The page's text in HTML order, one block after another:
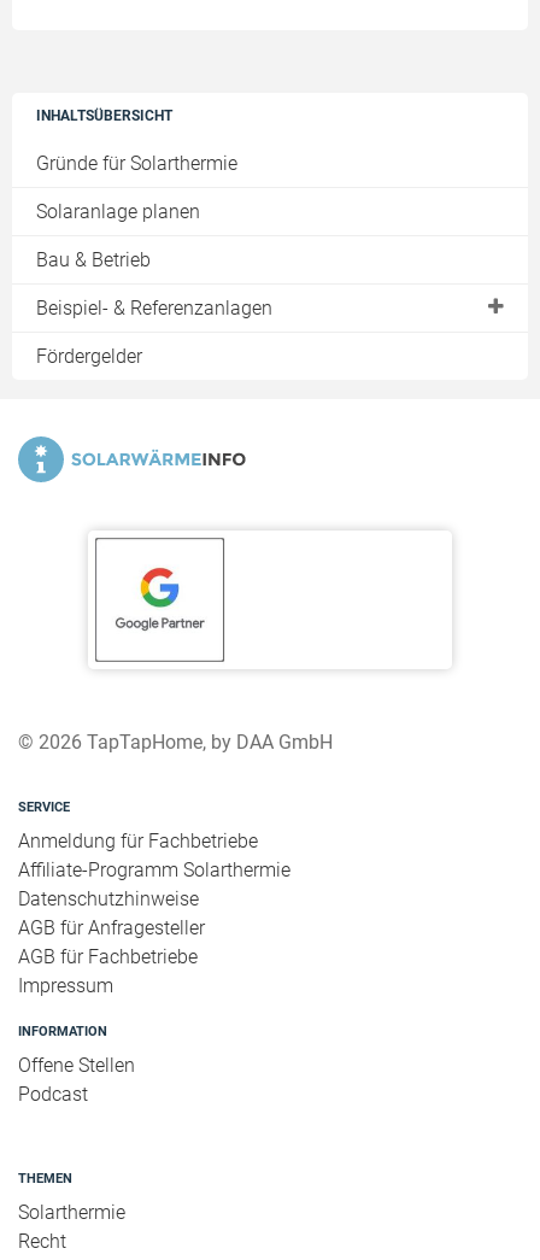
INHALTSÜBERSICHT
Gründe für Solarthermie
Solaranlage planen
Bau & Betrieb
Beispiel- & Referenzanlagen
Altbau Freiburg
Hotel Heikendorf
Hotel Seegebiet Mansfelder Land
Nachkriegsbau Dachau
Neubau Konstanz
Fördergelder
© 2026 TapTapHome, by DAA GmbH
SERVICE
Anmeldung für Fachbetriebe
Affiliate-Programm Solarthermie
Datenschutzhinweise
AGB für Anfragesteller
AGB für Fachbetriebe
Impressum
INFORMATION
Offene Stellen
Podcast
THEMEN
Solarthermie
Recht